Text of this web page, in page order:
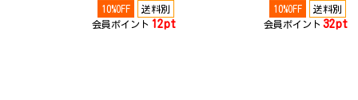
10%OFF
送料別
会員ポイント 12pt
10%OFF
送料別
会員ポイント 32pt